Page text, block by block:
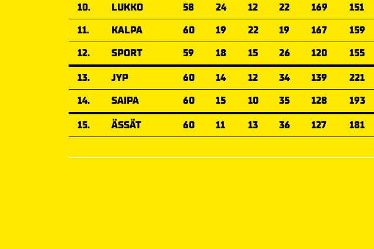
10.
LUKKO 58 24 12 22 169 151
11.
KALPA 60 19 22 19 167 159
12.
SPORT 59 18 15 26 120 155
13.
JYP 60 14 12 34 139 221
14.
SAIPA 60 15 10 35 128 193
15.
ÄSSÄT 60 11 13 36 127 181